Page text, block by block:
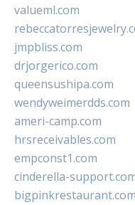
valueml.com
jmpbliss.com
drjorgerico.com
queensushipa.com
wendyweimerdds.com
ameri-camp.com
hrsreceivables.com
empconst1.com
cinderella-
bigpinkrestaurant.com